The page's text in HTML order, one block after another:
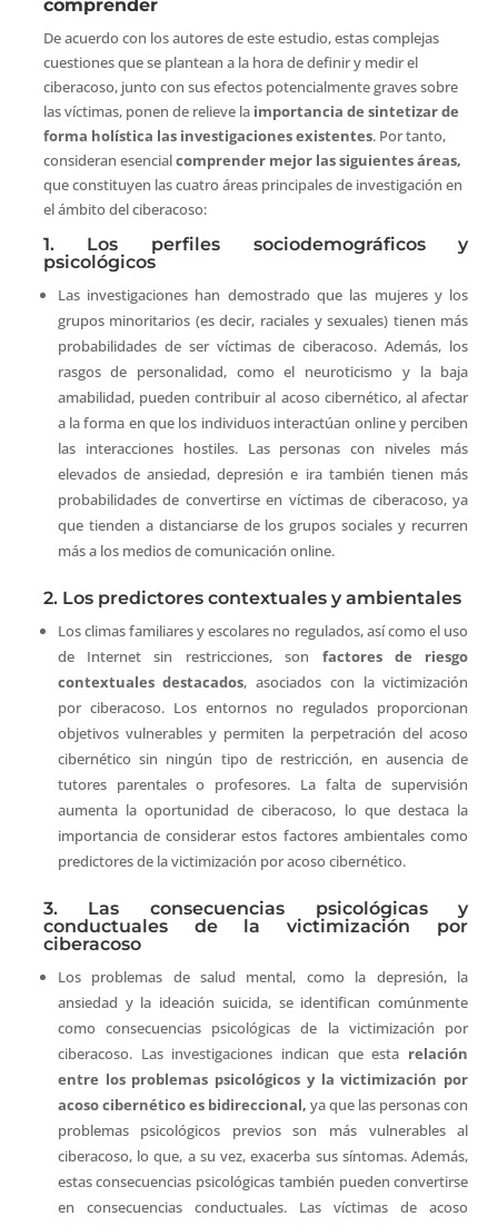
comprender
De acuerdo con los autores de este estudio, estas complejas
cuestiones que se plantean a la hora de definir y medir el
ciberacoso, junto con sus efectos potencialmente graves sobre
las víctimas, ponen de relieve laimportancia de sintetizar de
forma holística las investigaciones existentes. Por tanto,
consideran esencialcomprender mejor las siguientes áreas,
que constituyen las cuatro áreas principales de investigación en
el ámbito del ciberacoso:
1. Los perfiles sociodemográficos y
psicológicos
Las investigaciones han demostrado que las mujeres y los
grupos minoritarios (es decir, raciales y sexuales) tienen más
probabilidades de ser víctimas de ciberacoso. Además, los
rasgos de personalidad, como el neuroticismo y la baja
amabilidad, pueden contribuir al acoso cibernético, al afectar
a la forma en que los individuos interactúan online y perciben
las interacciones hostiles. Las personas con niveles más
elevados de ansiedad, depresión e ira también tienen más
probabilidades de convertirse en víctimas de ciberacoso, ya
que tienden a distanciarse de los grupos sociales y recurren
más a los medios de comunicación online.
2. Los predictores contextuales y ambientales
Los climas familiares y escolares no regulados, así como el uso
de Internet sin restricciones, son factores de riesgo
contextuales destacados, asociados con la victimización
por ciberacoso. Los entornos no regulados proporcionan
objetivos vulnerables y permiten la perpetración del acoso
cibernético sin ningún tipo de restricción, en ausencia de
tutores parentales o profesores. La falta de supervisión
aumenta la oportunidad de ciberacoso, lo que destaca la
importancia de considerar estos factores ambientales como
predictores de la victimización por acoso cibernético.
3. Las consecuencias psicológicas y
conductuales de la victimización por
ciberacoso
Los problemas de salud mental, como la depresión, la
ansiedad y la ideación suicida, se identifican comúnmente
como consecuencias psicológicas de la victimización por
ciberacoso. Las investigaciones indican que esta relación
entre los problemas psicológicos y la victimización por
acoso cibernético es bidireccional, ya que las personas con
problemas psicológicos previos son más vulnerables al
ciberacoso, lo que, a su vez, exacerba sus síntomas. Además,
estas consecuencias psicológicas también pueden convertirse
en consecuencias conductuales. Las víctimas de acoso